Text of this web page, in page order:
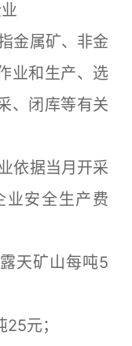
金属矿、非金
业和生产、选
、闭库等有关
依据当月开采
业安全生产费
天矿山每吨5
元；